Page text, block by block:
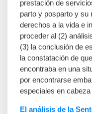
prestación de
parto y posparto y su
derechos a la vida e
proceder al (2)
(3) la conclusión de
la constatación de
encontraba en una
por encontrarse
especiales en cabeza
El análisis de la